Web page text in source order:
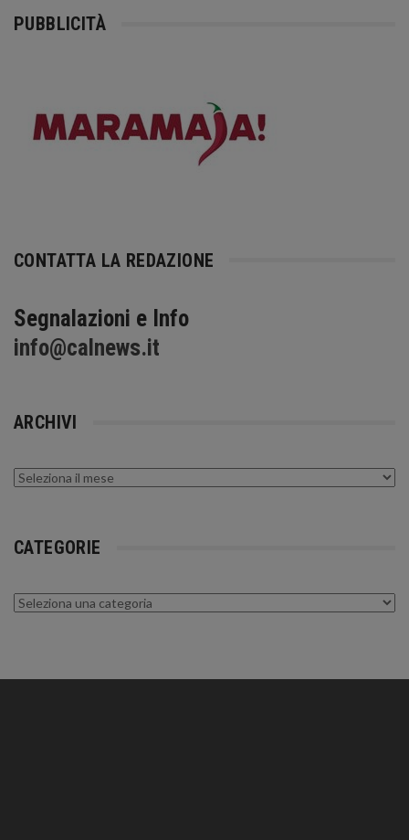
PUBBLICITÀ
CONTATTA LA REDAZIONE
Segnalazioni e Info
info@calnews.it
ARCHIVI
Archivi
CATEGORIE
Categorie